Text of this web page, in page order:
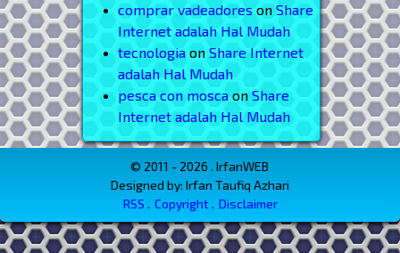
comprar vadeadores onShare
Internet adalah Hal Mudah
tecnologia onShare Internet
adalah Hal Mudah
pesca con mosca onShare
Internet adalah Hal Mudah
© 2011 - 2026 . IrfanWEB
Designed by: Irfan Taufiq Azhari
Menu Footer
RSS Copyright Disclaimer